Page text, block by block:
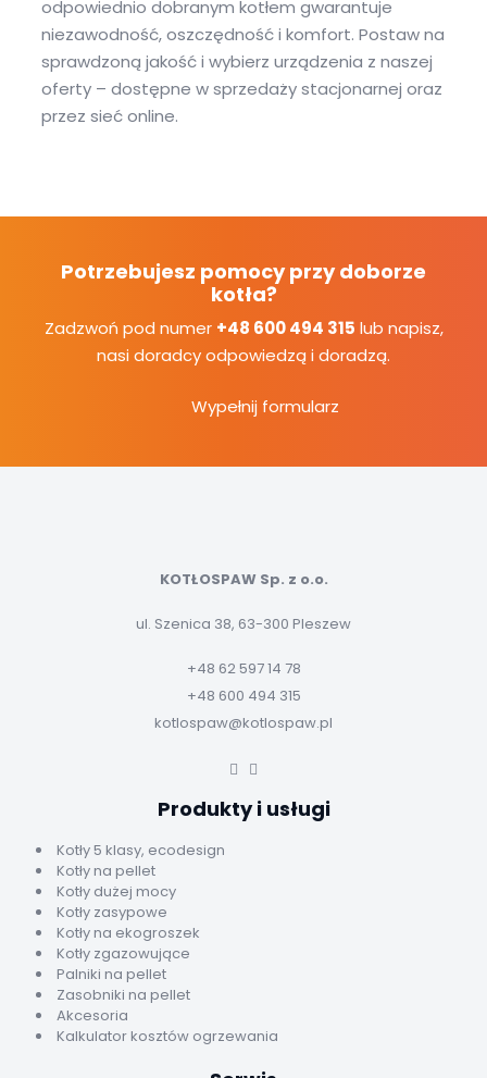
odpowiednio dobranym kotłem gwarantuje
niezawodność, oszczędność i komfort. Postaw na
sprawdzoną jakość i wybierz urządzenia z naszej
oferty – dostępne w sprzedaży stacjonarnej oraz
przez sieć online.
Potrzebujesz pomocy przy doborze
kotła?
Zadzwoń pod numer +48 600 494 315 lub napisz,
nasi doradcy odpowiedzą i doradzą.
Wypełnij formularz
KOTŁOSPAW Sp. z o.o.
ul. Szenica 38, 63-300 Pleszew
+48 62 597 14 78
+48 600 494 315
kotlospaw@kotlospaw.pl
Produkty i usługi
Kotły 5 klasy, ecodesign
Kotły na pellet
Kotły dużej mocy
Kotły zasypowe
Kotły na ekogroszek
Kotły zgazowujące
Palniki na pellet
Zasobniki na pellet
Akcesoria
Kalkulator kosztów ogrzewania